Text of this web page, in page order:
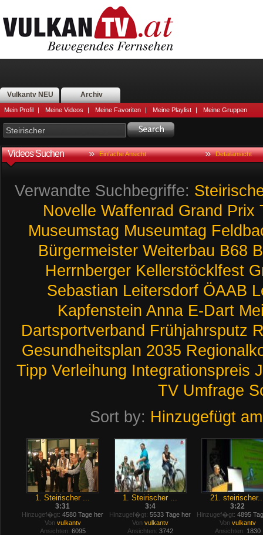
Vulkantv NEU Archiv
Mein Profil | Meine Videos | Meine Favoriten | Meine Playlist | Meine Gruppen
Videos Suchen Einfache Ansicht Detailansicht
Verwandte Suchbegriffe:
Novelle Waffenrad Grand Prix
Museumstag Museumtag
Bürgermeister Weiterbau B68
Herrnberger Kellerstöcklfest
Sebastian Leitersdorf ÖAAB
Kapfenstein Anna E-Dart
Dartsportverband Frühjahrsputz
Gesundheitsplan 2035
Tipp Verleihung Integrationspreis
TV Umfrage
Sort by: Hinzugefügt am
1. Steirischer ...
3:31
Hinzugef�gt: 4580 Tage her
Von vulkantv
Ansichten: 6095
1. Steirischer ...
3:4
Hinzugef�gt: 5533 Tage her
Von vulkantv
Ansichten: 3742
21.
3:22
Hinzugef�gt: 4895
Von vulkantv
Ansichten: 1830